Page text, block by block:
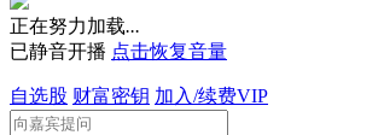
正在努力加载...
已静音开播 点击恢复音量
自选股 财富密钥 加入/续费VIP